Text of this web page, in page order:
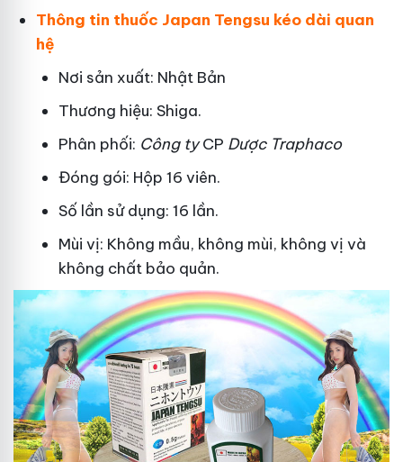
Thông tin thuốc Japan Tengsu kéo dài quan
hệ
Nơi sản xuất: Nhật Bản
Thương hiệu: Shiga.
Phân phối: Công tyCP Dược Traphaco
Đóng gói: Hộp 16 viên.
Số lần sử dụng: 16 lần.
Mùi vị: Không mầu, không mùi, không vị và
không chất bảo quản.